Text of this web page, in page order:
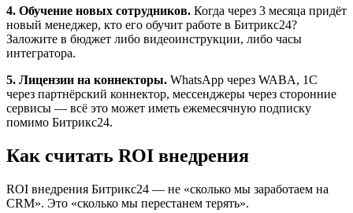
4. Обучение новых сотрудников. Когда через 3 месяца придёт
новый менеджер, кто его обучит работе в Битрикс24?
Заложите в бюджет либо видеоинструкции, либо часы
интегратора.
5. Лицензии на коннекторы. WhatsApp через WABA, 1С
через партнёрский коннектор, мессенджеры через сторонние
сервисы — всё это может иметь ежемесячную подписку
помимо Битрикс24.
Как считать ROI внедрения
ROI внедрения Битрикс24 — не «сколько мы заработаем на
CRM». Это «сколько мы перестанем терять».